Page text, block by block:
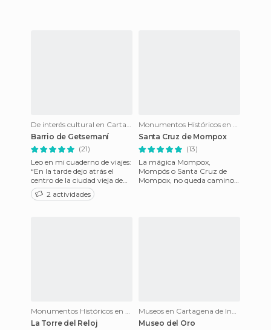
De interés cultural en Cartagena de Indias
Barrio de Getsemaní
(21)
Leo en mi cuaderno de viajes:
“En la tarde dejo atrás el
centro de la ciudad vieja de
Cartagena, atravieso la
Puerta del Reloj y m
2 actividades
Monumentos Históricos en Mompós
Santa Cruz de Mompox
(13)
La mágica Mompox,
Mompós o Santa Cruz de
Mompox, no queda camino a
Monumentos Históricos en Cartagena de Indias
La Torre del Reloj
Museos en Cartagena de Indias
Museo del Oro